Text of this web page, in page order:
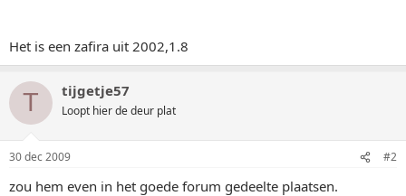
Het is een zafira uit 2002,1.8
T tijgetje57
Loopt hier de deur plat
30 dec 2009 #2
zou hem even in het goede forum gedeelte plaatsen.